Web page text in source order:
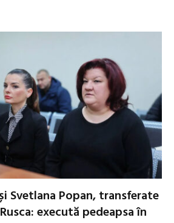
Svetlana Popan, transferate
execută pedeapsa în